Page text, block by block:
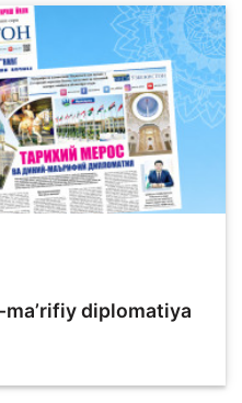
diplomatiya